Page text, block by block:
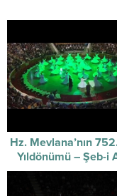
Hz. Mevlana’nın
Yıldönümü – Şeb-i
Sûzidilârâ Mevlevî